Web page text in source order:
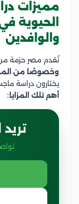
مميزات
الحيوية
والوافدين
تُقدم مصر حزمة من
وخصوصًا من
يختارون دراسة
أهم تلك المزايا:
تريد